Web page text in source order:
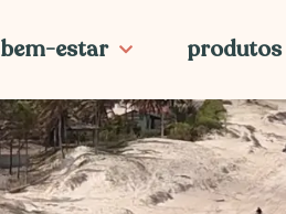
bem-estar produtos